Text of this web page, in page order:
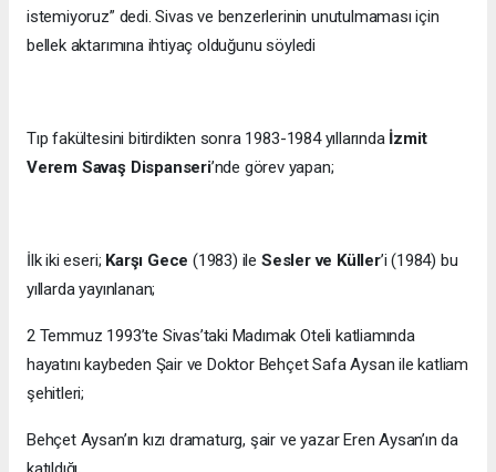
istemiyoruz” dedi. Sivas ve benzerlerinin unutulmaması için
bellek aktarımına ihtiyaç olduğunu söyledi
Tıp fakültesini bitirdikten sonra 1983-1984 yıllarında İzmit
Verem Savaş Dispanseri’nde görev yapan;
İlk iki eseri; Karşı Gece(1983) ile Sesler ve Küller’i (1984) bu
yıllarda yayınlanan;
2 Temmuz 1993’te Sivas’taki Madımak Oteli katliamında
hayatını kaybeden Şair ve Doktor Behçet Safa Aysan ile katliam
şehitleri;
Behçet Aysan’ın kızı dramaturg, şair ve yazar Eren Aysan’ın da